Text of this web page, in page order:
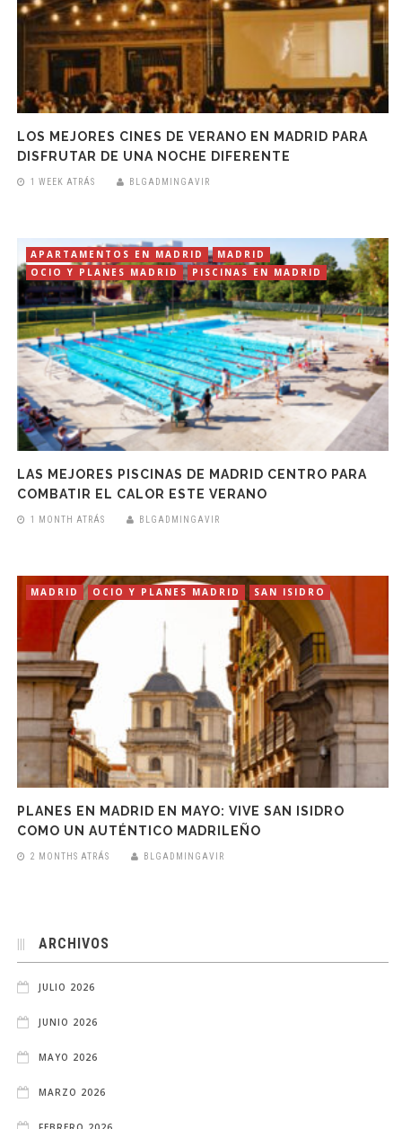
LOS MEJORES CINES DE VERANO EN MADRID PARA
DISFRUTAR DE UNA NOCHE DIFERENTE
1 WEEK ATRÁS BLGADMINGAVIR
APARTAMENTOS EN MADRID
MADRID
OCIO Y PLANES MADRID
PISCINAS EN MADRID
LAS MEJORES PISCINAS DE MADRID CENTRO PARA
COMBATIR EL CALOR ESTE VERANO
1 MONTH ATRÁS BLGADMINGAVIR
MADRID OCIO Y PLANES MADRID SAN ISIDRO
PLANES EN MADRID EN MAYO: VIVE SAN ISIDRO
COMO UN AUTÉNTICO MADRILEÑO
2 MONTHS ATRÁS BLGADMINGAVIR
ARCHIVOS
JULIO 2026
JUNIO 2026
MAYO 2026
MARZO 2026